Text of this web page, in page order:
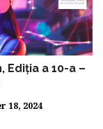
Ediția a 10-a –
18, 2024